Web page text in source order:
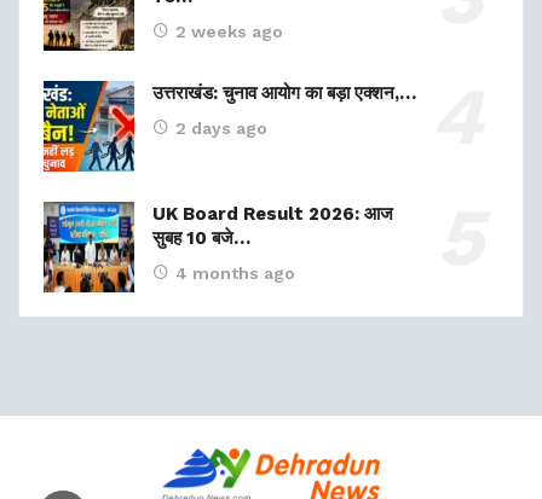
2 weeks ago
उत्तराखंड: चुनाव आयोग का बड़ा एक्शन,…
2 days ago
UK Board Result 2026: आज
सुबह 10 बजे…
4 months ago